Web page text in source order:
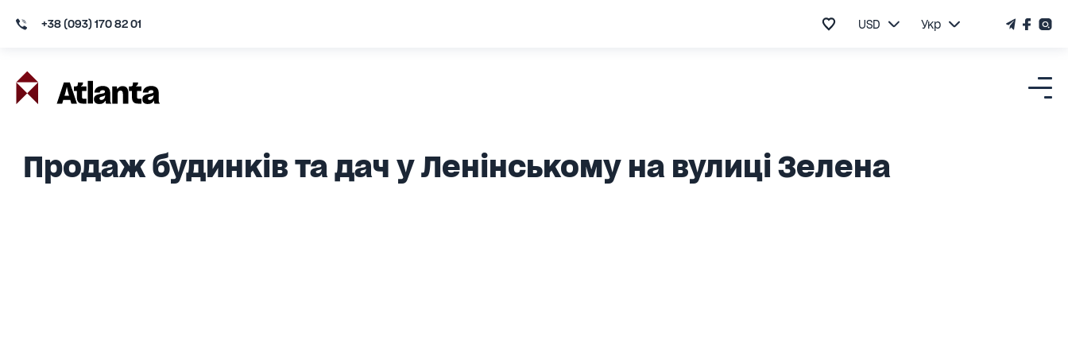
+38 (093) 170 82 01 USD Укр
Продаж будинків та дач у Ленінському на вулиці Зелена